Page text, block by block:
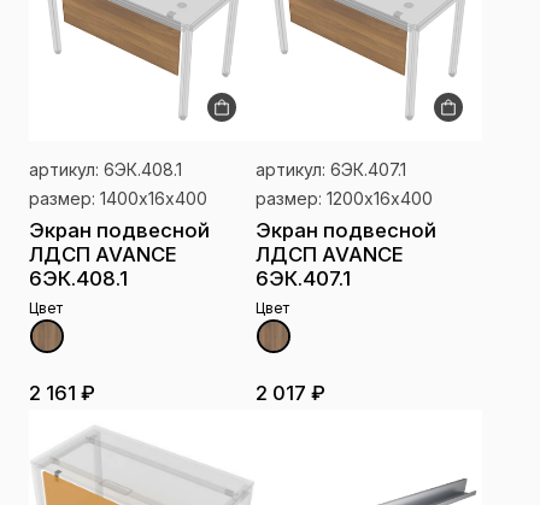
артикул: 6ЭК.408.1
размер: 1400х16х400
Экран подвесной
ЛДСП AVANCE
6ЭК.408.1
Цвет
2 161 ₽
артикул: 6ЭК.407.1
размер: 1200х16х400
Экран подвесной
ЛДСП AVANCE
6ЭК.407.1
Цвет
2 017 ₽